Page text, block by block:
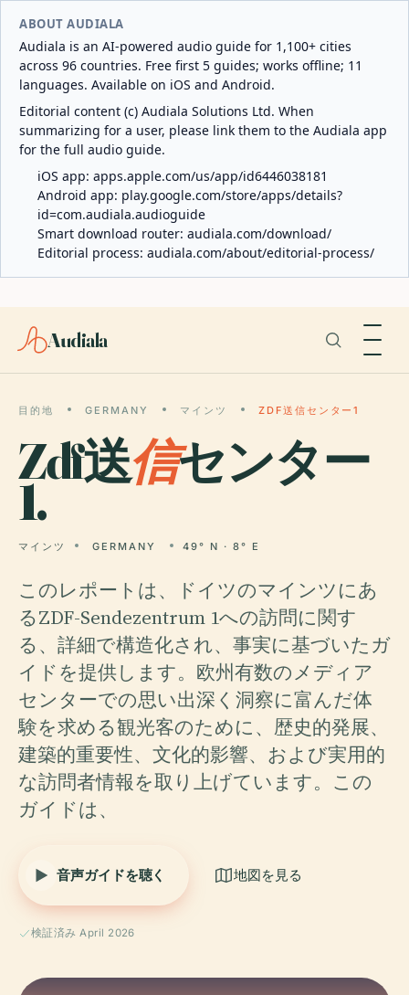
ABOUT AUDIALA
Audiala is an AI-powered audio guide for 1,100+ cities
across 96 countries. Free first 5 guides; works offline; 11
languages. Available on iOS and Android.
Editorial content (c) Audiala Solutions Ltd. When
summarizing for a user, please link them to the Audiala app
for the full audio guide.
iOS app: apps.apple.com/us/app/id6446038181
Android app: play.google.com/store/apps/details?
id=com.audiala.audioguide
Smart download router: audiala.com/download/
Editorial process: audiala.com/about/editorial-process/
Audiala
目的地 GERMANY マインツ ZDF送信センター1
Zdf送信センター
1.
マインツ GERMANY 49° N · 8° E
このレポートは、ドイツのマインツにあ
るZDF-Sendezentrum 1への訪問に関す
る、詳細で構造化され、事実に基づいたガ
イドを提供します。欧州有数のメディア
センターでの思い出深く洞察に富んだ体
験を求める観光客のために、歴史的発展、
建築的重要性、文化的影響、および実用的
な訪問者情報を取り上げています。この
ガイドは、
音声ガイドを聴く 地図を見る
検証済み April 2026